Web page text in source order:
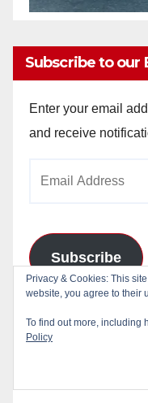
Subscribe to our
Enter your email
and receive
Subscribe
Privacy & Cookies: This
website, you agree to their
To find out more, including
Policy